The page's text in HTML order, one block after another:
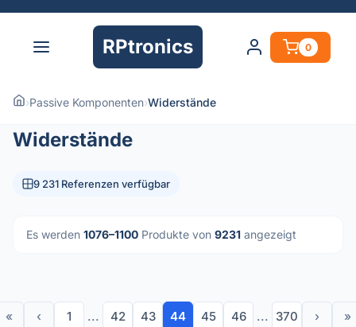
RPtronics 0
›Passive Komponenten›Widerstände
Widerstände
9 231 Referenzen verfügbar
Es werden 1076–1100 Produkte von 9231 angezeigt
« ‹ 1 ... 42 43 44 45 46 ... 370 › »